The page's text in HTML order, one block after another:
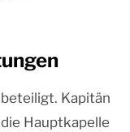
Kapitän
Hauptkapelle